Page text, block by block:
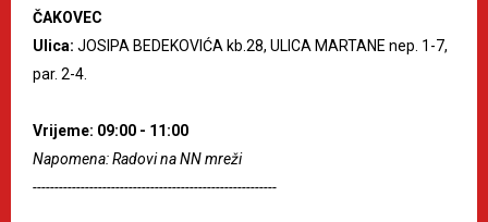
ČAKOVEC
Ulica: JOSIPA BEDEKOVIĆA kb.28, ULICA MARTANE nep. 1-7,
par. 2-4.
Vrijeme: 09:00 - 11:00
Napomena: Radovi na NN mreži
--------------------------------------------------------